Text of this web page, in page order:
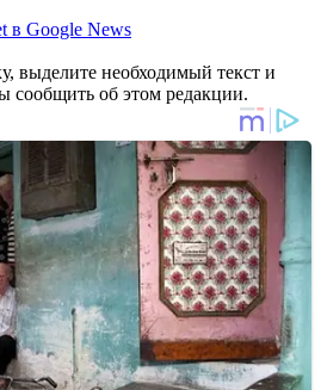
в Google News
выделите необходимый текст и
сообщить об этом редакции.